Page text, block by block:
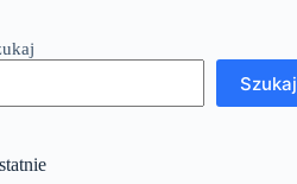
Szukaj